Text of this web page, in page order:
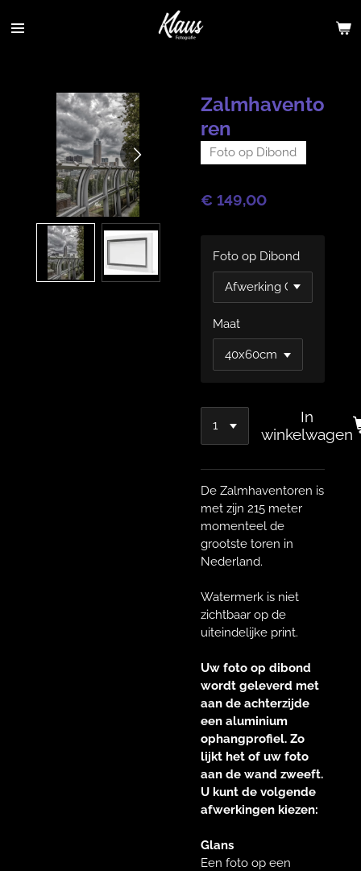
direct
Zalmhavento
ren
Foto op Dibond
€ 149,00
Foto op Dibond
Maat
In
winkelwagen
De Zalmhaventoren is
met zijn 215 meter
momenteel de
grootste toren in
Nederland.
Watermerk is niet
zichtbaar op de
uiteindelijke print.
Uw foto op dibond
wordt geleverd met
aan de achterzijde
een aluminium
ophangprofiel. Zo
lijkt het of uw foto
aan de wand zweeft.
U kunt de volgende
afwerkingen kiezen:
Glans
Een foto op een